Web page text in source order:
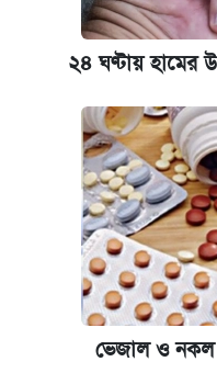
২৪ ঘণ্টায়
ভেজাল ও নকল